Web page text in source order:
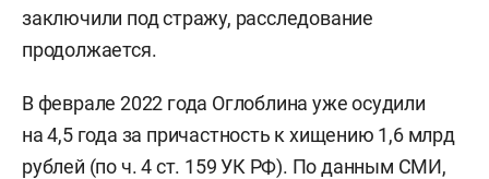
заключили под стражу, расследование
продолжается.
В феврале 2022 года Оглоблина уже осудили
на 4,5 года за причастность к хищению 1,6 млрд
рублей (по ч. 4 ст. 159 УК РФ). По данным СМИ,